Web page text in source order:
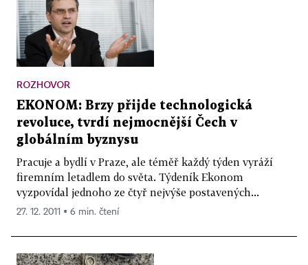
ROZHOVOR
EKONOM: Brzy přijde technologická
revoluce, tvrdí nejmocnější Čech v
globálním byznysu
Pracuje a bydlí v Praze, ale téměř každý týden vyráží
firemním letadlem do světa. Týdeník Ekonom
vyzpovídal jednoho ze čtyř nejvýše postavených...
27. 12. 2011 ▪ 6 min. čtení